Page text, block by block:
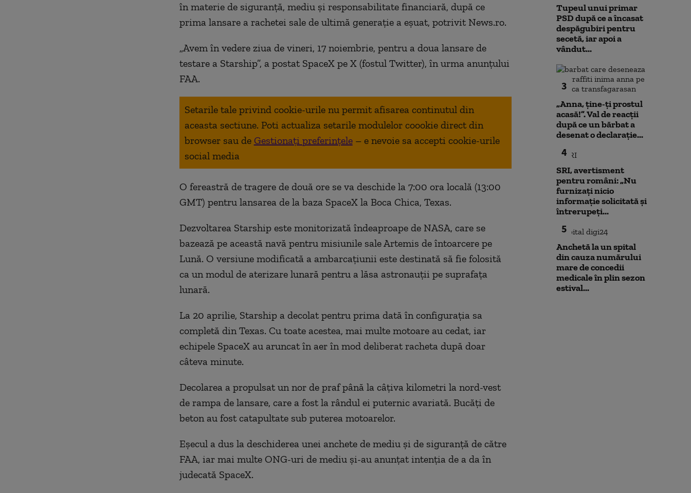
în materie de siguranţă, mediu şi responsabilitate financiară, după ce
prima lansare a rachetei sale de ultimă generaţie a eşuat, potrivit News.ro.
„Avem în vedere ziua de vineri, 17 noiembrie, pentru a doua lansare de
testare a Starship”, a postat SpaceX pe X (fostul Twitter), în urma anunţului
FAA.
Setarile tale privind cookie-urile nu permit afisarea continutul din
aceasta sectiune. Poti actualiza setarile modulelor coookie direct din
browser sau de Gestionați preferințele – e nevoie sa accepti cookie-urile
social media
O fereastră de tragere de două ore se va deschide la 7:00 ora locală (13:00
GMT) pentru lansarea de la baza SpaceX la Boca Chica, Texas.
Dezvoltarea Starship este monitorizată îndeaproape de NASA, care se
bazează pe această navă pentru misiunile sale Artemis de întoarcere pe
Lună. O versiune modificată a ambarcaţiunii este destinată să fie folosită
ca un modul de aterizare lunară pentru a lăsa astronauţii pe suprafaţa
lunară.
La 20 aprilie, Starship a decolat pentru prima dată în configuraţia sa
completă din Texas. Cu toate acestea, mai multe motoare au cedat, iar
echipele SpaceX au aruncat în aer în mod deliberat racheta după doar
câteva minute.
Decolarea a propulsat un nor de praf până la câţiva kilometri la nord-vest
de rampa de lansare, care a fost la rândul ei puternic avariată. Bucăţi de
beton au fost catapultate sub puterea motoarelor.
Eşecul a dus la deschiderea unei anchete de mediu şi de siguranţă de către
FAA, iar mai multe ONG-uri de mediu şi-au anunţat intenţia de a da în
judecată SpaceX.
Tupeul unui primar
PSD după ce a încasat
despăgubiri pentru
secetă, iar apoi a
vândut...
3
„Anna, ţine-ţi prostul
acasă!”. Val de reacții
după ce un bărbat a
desenat o declarație...
4
SRI, avertisment
pentru români: „Nu
furnizați nicio
informație solicitată și
întrerupeți...
5
Anchetă la un spital
din cauza numărului
mare de concedii
medicale în plin sezon
estival...